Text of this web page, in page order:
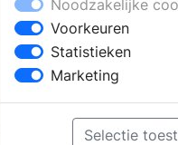
Noodzakelijke
Voorkeuren
Statistieken
Marketing
Selectie